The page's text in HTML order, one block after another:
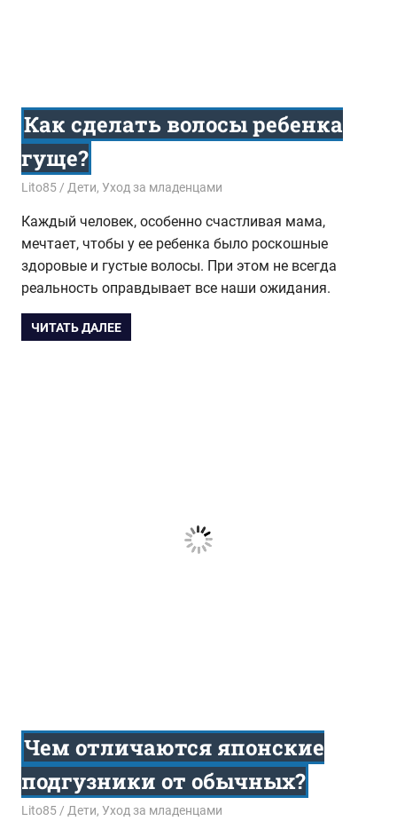
Как сделать волосы ребенка
гуще?
16.03.2018
Lito85 Дети, Уход за младенцами
Каждый человек, особенно счастливая мама,
мечтает, чтобы у ее ребенка было роскошные
здоровые и густые волосы. При этом не всегда
реальность оправдывает все наши ожидания.
ЧИТАТЬ ДАЛЕЕ
Чем отличаются японские
подгузники от обычных?
19.12.2017
Lito85 Дети, Уход за младенцами